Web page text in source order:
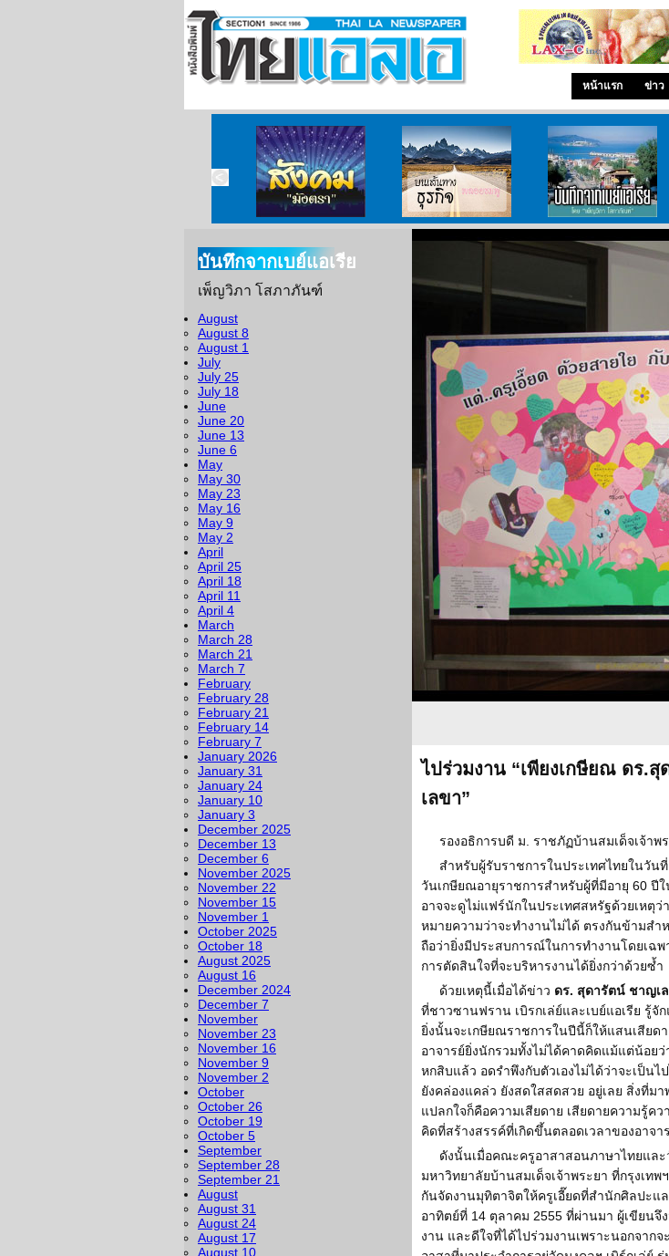
หน้าแรก ข่าว
บันทึกจากเบย์แอเรีย
เพ็ญวิภา โสภาภันฑ์
August
August 8
August 1
July
July 25
July 18
June
June 20
June 13
June 6
May
May 30
May 23
May 16
May 9
May 2
April
April 25
April 18
April 11
April 4
March
March 28
March 21
March 7
February
February 28
February 21
February 14
February 7
January 2026
January 31
January 24
January 10
January 3
December 2025
December 13
December 6
November 2025
November 22
November 15
November 1
October 2025
October 18
August 2025
August 16
December 2024
December 7
November
November 23
November 16
November 9
November 2
October
October 26
October 19
October 5
September
September 28
September 21
August
August 31
August 24
August 17
August 10
ไปร่วมงาน “เพียงเกษียณ ดร.
เลขา”
รองอธิการบดี ม. ราชภัฏบ้านสมเด็จเจ้าพ
สำหรับผู้รับราชการในประเทศไทยในวัน
วันเกษียณอายุราชการสำหรับผู้ที่มีอายุ 60 ปี
อาจจะดูไม่แฟร์นักในประเทศสหรัฐด้วยเหตุ
หมายความว่าจะทำงานไม่ได้ ตรงกันข้ามสำ
ถือว่ายิ่งมีประสบการณ์ในการทำงานโดยเฉ
การตัดสินใจที่จะบริหารงานได้ยิ่งกว่าด้วยซ้ำ
ด้วยเหตุนี้เมื่อได้ข่าว ดร. สุดารัตน์ ชาญเ
ที่ชาวซานฟราน เบิรกเล่ย์และเบย์แอเรีย รู้จั
ยิ่งนั้นจะเกษียณราชการในปีนี้ก็ให้แสนเสียด
อาจารย์ยิ่งนักรวมทั้งไม่ได้คาดคิดแม้แต่น้อยว่
หกสิบแล้ว อดรำพึงกับตัวเองไม่ได้ว่าจะเป็นไ
ยังคล่องแคล่ว ยังสดใสสดสวย อยู่เลย สิ่งที่ม
แปลกใจก็คือความเสียดาย เสียดายความรู้ค
คิดที่สร้างสรรค์ที่เกิดขึ้นตลอดเวลาของอาจา
ดังนั้นเมื่อคณะครูอาสาสอนภาษาไทยแล
มหาวิทยาลัยบ้านสมเด็จเจ้าพระยา ที่กรุงเทพ
กันจัดงานมุทิตาจิตให้ครูเอี๊ยดที่สำนักศิลปะแ
อาทิตย์ที่ 14 ตุลาคม 2555 ที่ผ่านมา ผู้เขียนจึ
งาน และดีใจที่ได้ไปร่วมงานเพราะนอกจาก